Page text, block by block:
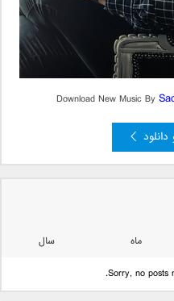
Download New Music By
ماه
سال
Sorry, no posts